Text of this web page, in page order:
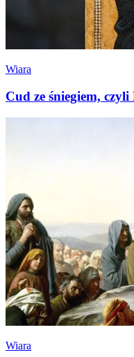
Wiara
Cud ze śniegiem,
Wiara